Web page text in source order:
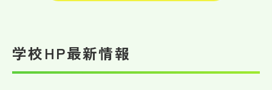
学校HP最新情報